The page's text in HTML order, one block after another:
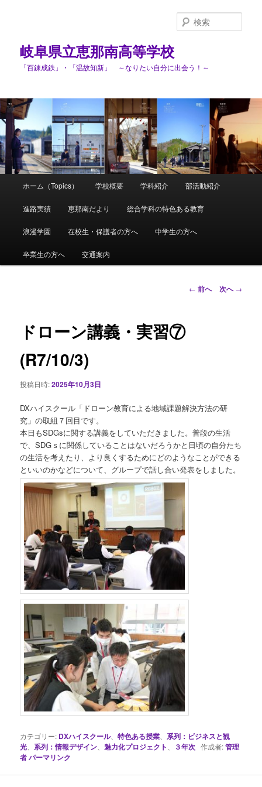
岐阜県立恵那南高等学校
「百錬成鉄」・「温故知新」 ～なりたい自分に出会う！～
索
メ
イ
ン
コ
ン
ツ
へ
移
動
ホーム（Topics） 学校概要 学科紹介 部活動紹介
進路実績 恵那南だより 総合学科の特色ある教育
浪漫学園 在校生・保護者の方へ 中学生の方へ
卒業生の方へ 交通案内
投
← 前へ 次へ→
ドローン講義・実習⑦
(R7/10/3)
投稿日時:2025年10月3日
DXハイスクール「ドローン教育による地域課題解決方法の研
究」の取組７回目です。
本日もSDGsに関する講義をしていただきました。普段の生活
で、SDGｓに関係していることはないだろうかと日頃の自分たち
の生活を考えたり、より良くするためにどのようなことができる
といいのかなどについて、グループで話し合い発表をしました。
カテゴリー: DXハイスクール、特色ある授業
系列：ビジネスと観
光
系列：情報デザイン 魅力化プロジェクト ３年次 作成者:管理
者パーマリンク